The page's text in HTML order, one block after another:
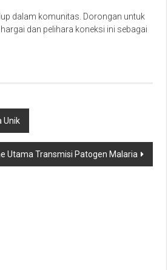
dalam komunitas. Dorongan untuk
dan pelihara koneksi ini sebagai
Unik
Utama Transmisi Patogen Malaria